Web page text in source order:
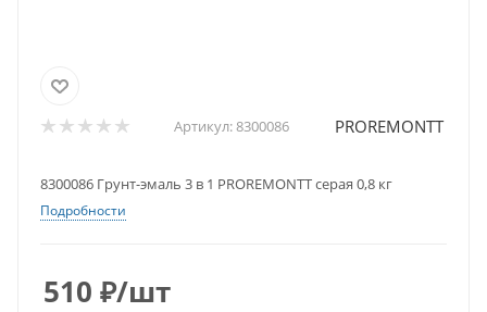
Артикул:8300086 PROREMONTT
8300086 Грунт-эмаль 3 в 1 PROREMONTT серая 0,8 кг
Подробности
510 ₽/шт